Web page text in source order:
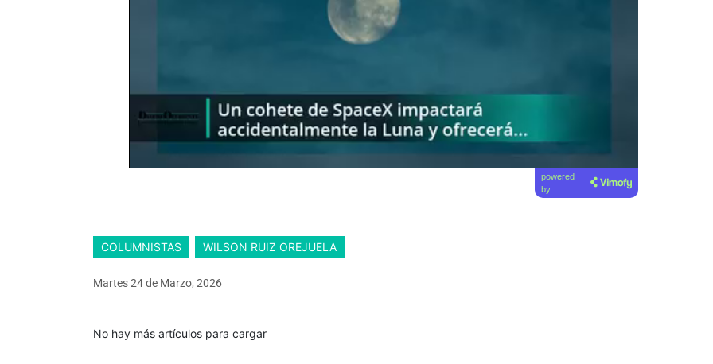
powered
by
COLUMNISTAS WILSON RUIZ OREJUELA
Martes 24de Marzo, 2026
No hay más artículos para cargar